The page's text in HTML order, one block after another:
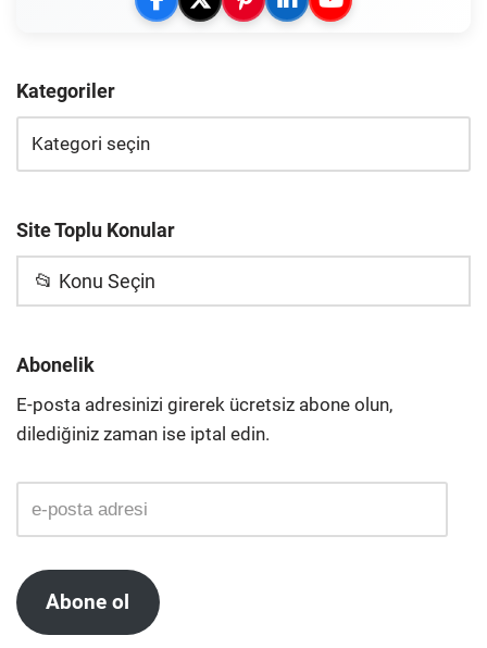
Kategoriler
Site Toplu Konular
📂 Konu Seçin
Abonelik
E-posta adresinizi girerek ücretsiz abone olun,
dilediğiniz zaman ise iptal edin.
Abone ol